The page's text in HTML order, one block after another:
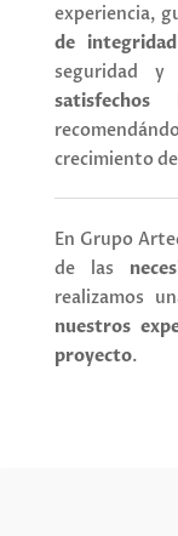
experiencia,
de integridad
seguridad
satisfechos
crecimiento
En Grupo
de las
realizamos
nuestros
proyecto.